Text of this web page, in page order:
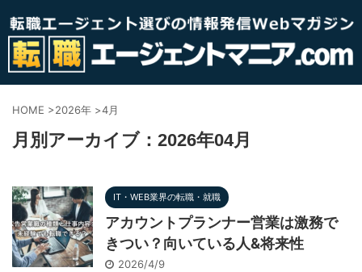
HOME >2026年 >4月
月別アーカイブ：2026年04月
IT・WEB業界の転職・就職
アカウントプランナー営業は激務で
きつい？向いている人&将来性
2026/4/9